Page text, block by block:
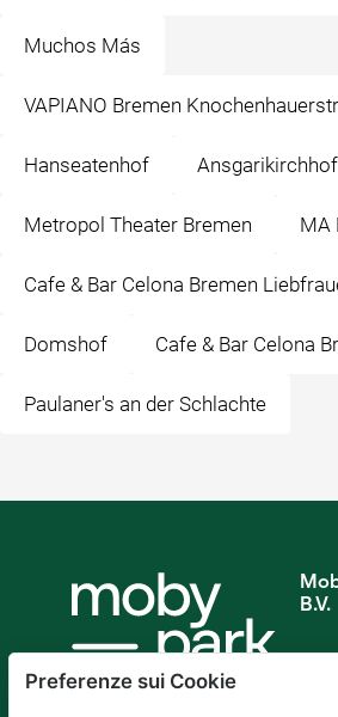
Muchos Más
VAPIANO Bremen
Hanseatenhof Ansgarikirchhof
Metropol Theater Bremen MA
Cafe & Bar Celona Bremen
Domshof Cafe & Bar Celona
Paulaner's an der Schlachte
B.V.
Preferenze sui Cookie